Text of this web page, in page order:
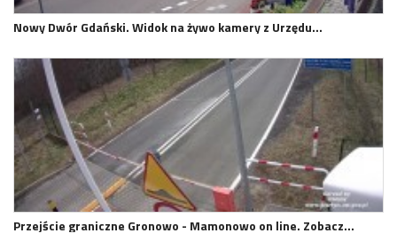
Nowy Dwór Gdański. Widok na żywo kamery z Urzędu…
Przejście graniczne Gronowo - Mamonowo on line. Zobacz…